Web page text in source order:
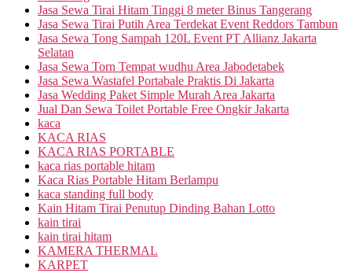
Jasa Sewa Tirai Hitam Tinggi 8 meter Binus Tangerang
Jasa Sewa Tirai Putih Area Terdekat Event Reddors Tambun
Jasa Sewa Tong Sampah 120L Event PT Allianz Jakarta
Selatan
Jasa Sewa Torn Tempat wudhu Area Jabodetabek
Jasa Sewa Wastafel Portabale Praktis Di Jakarta
Jasa Wedding Paket Simple Murah Area Jakarta
Jual Dan Sewa Toilet Portable Free Ongkir Jakarta
kaca
KACA RIAS
KACA RIAS PORTABLE
kaca rias portable hitam
Kaca Rias Portable Hitam Berlampu
kaca standing full body
Kain Hitam Tirai Penutup Dinding Bahan Lotto
kain tirai
kain tirai hitam
KAMERA THERMAL
KARPET